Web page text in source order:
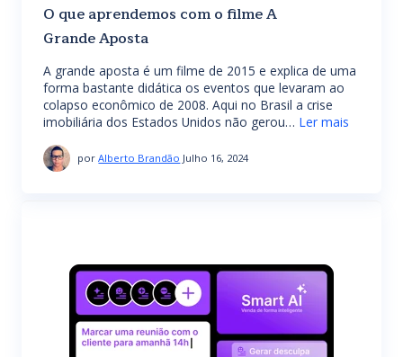
O que aprendemos com o filme A
Grande Aposta
A grande aposta é um filme de 2015 e explica de uma
forma bastante didática os eventos que levaram ao
colapso econômico de 2008. Aqui no Brasil a crise
imobiliária dos Estados Unidos não gerou… Ler mais
porAlberto Brandão Julho 16, 2024